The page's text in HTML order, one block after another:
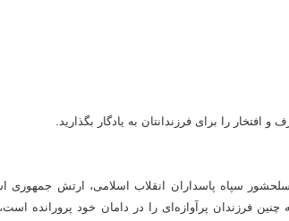
افتخار را برای فرزندانتان به یادگار بگذارید.
سپاه پاسداران انقلاب اسلامی، ارتش
فرزندان پرآوازه‌ای را در دامان خود